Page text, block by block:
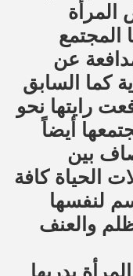
عن
كما السابق
رايتها نحو
أيضاً
بين
الحياة كافة
لنفسها
والعنف
بدربها